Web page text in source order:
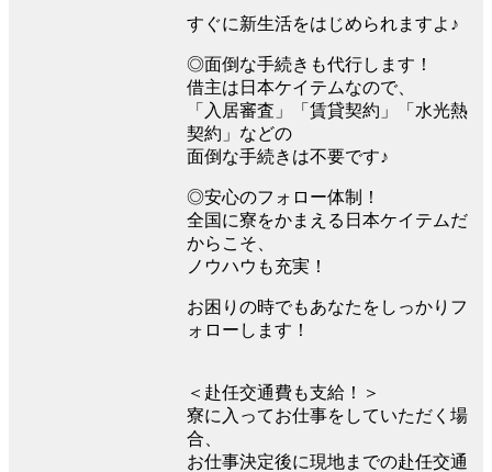
すぐに新生活をはじめられますよ♪
◎面倒な手続きも代行します！
借主は日本ケイテムなので、
「入居審査」「賃貸契約」「水光熱
契約」などの
面倒な手続きは不要です♪
◎安心のフォロー体制！
全国に寮をかまえる日本ケイテムだ
からこそ、
ノウハウも充実！
お困りの時でもあなたをしっかりフ
ォローします！
＜赴任交通費も支給！＞
寮に入ってお仕事をしていただく場
合、
お仕事決定後に現地までの赴任交通